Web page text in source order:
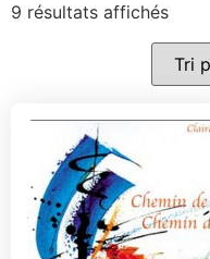
9 résultats affichés